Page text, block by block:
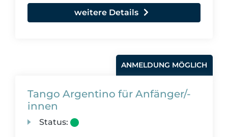
weitere Details
ANMELDUNG MÖGLICH
Tango Argentino für Anfänger/-
innen
Status: